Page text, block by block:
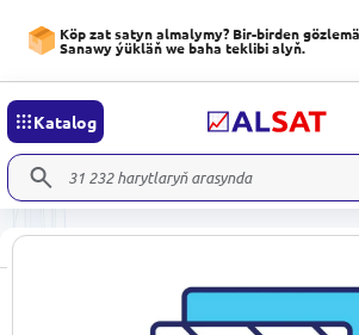
Köp zat satyn almalymy? Bir-birden
Sanawy ýükläň we baha teklibi alyň.
Katalog